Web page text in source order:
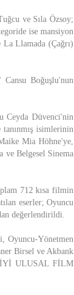
ve Sıla Özsoy;
ise mansiyon
Llamada (Çağrı)
Cansu Boğuşlu'nun
Ceyda Düvenci'nin
isimlerinin
Mia Höhne'ye,
ve Belgesel Sinema
712 kısa filmin
eserler; Oyuncu
değerlendirildi.
Oyuncu-Yönetmen
Birsel ve Akbank
İYİ ULUSAL FİLM